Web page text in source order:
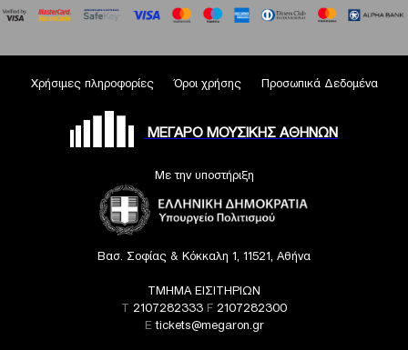
Χρήσιμες πληροφορίες Όροι χρήσης Προσωπικά Δεδομένα
ΜΕΓΑΡΟ ΜΟΥΣΙΚΗΣ ΑΘΗΝΩΝ
Με την υποστήριξη
Βασ. Σοφίας & Κόκκαλη 1, 11521, Αθήνα
ΤΜΗΜΑ ΕΙΣΙΤΗΡΙΩΝ
T 2107282333 F 2107282300
Etickets@megaron.gr